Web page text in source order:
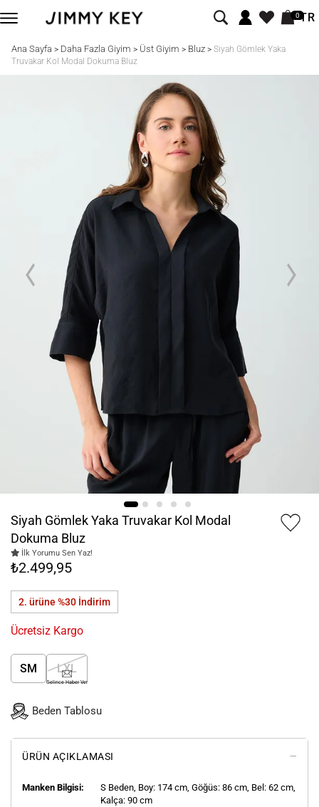
0TR
Ana Sayfa > Daha Fazla Giyim > Üst Giyim > Bluz> Siyah Gömlek Yaka
Truvakar Kol Modal Dokuma Bluz
Siyah Gömlek Yaka Truvakar Kol Modal
Dokuma Bluz
İlk Yorumu Sen Yaz!
₺2.499,95
2. ürüne %30 İndirim
Ücretsiz Kargo
SM LXL
Gelince Haber Ver
Beden Tablosu
ÜRÜN AÇIKLAMASI
Manken Bilgisi: S Beden, Boy: 174 cm, Göğüs: 86 cm, Bel: 62 cm,
Kalça: 90 cm